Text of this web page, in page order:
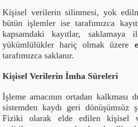
Kişisel verilerin silinmesi, yok
bütün işlemler ise tarafımızca
kapsamdaki kayıtlar,
yükümlülükler hariç olmak üzere
tarafımızca saklanır.
Kişisel Verilerin İmha Süreleri
İşleme amacının ortadan kalkması
sistemden kaydı geri dönüşümsüz
Fiziki olarak elde edilen kişisel